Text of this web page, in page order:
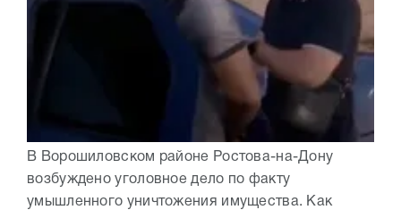
В Ворошиловском районе Ростова-на-Дону
возбуждено уголовное дело по факту
умышленного уничтожения имущества. Как